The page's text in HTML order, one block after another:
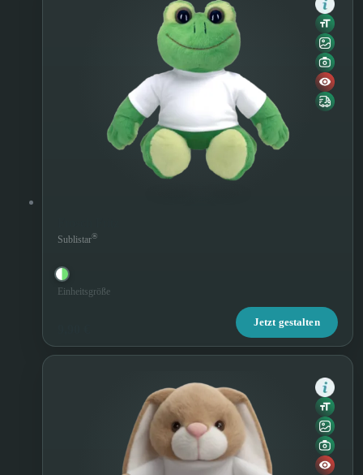
Sublistar®
Einheitsgröße
Jetzt gestalten